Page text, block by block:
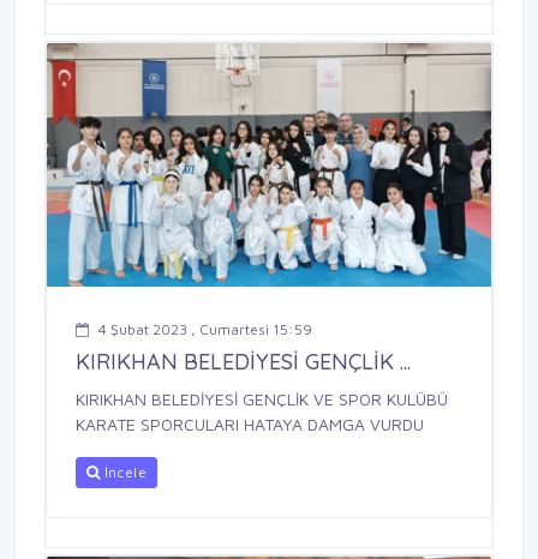
4 Şubat 2023 , Cumartesi 15:59
KIRIKHAN BELEDİYESİ GENÇLİK ...
KIRIKHAN BELEDİYESİ GENÇLİK VE SPOR KULÜBÜ
KARATE SPORCULARI HATAYA DAMGA VURDU
İncele